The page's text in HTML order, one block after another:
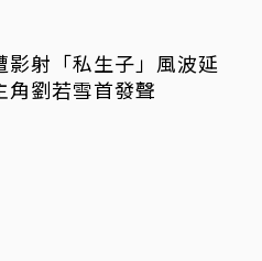
影射「私生子」風波延
角劉若雪首發聲